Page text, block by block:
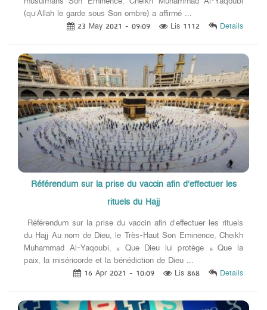
(qu’Allah le garde sous Son ombre) a affirmé ...
23 May 2021 - 09:09 Lis 1112 Details
Référendum sur la prise du vaccin afin d’effectuer les
rituels du Hajj
Référendum sur la prise du vaccin afin d’effectuer les rituels
du Hajj Au nom de Dieu, le Très-Haut Son Eminence, Cheikh
Muhammad Al-Yaqoubi, « Que Dieu lui protège » Que la
paix, la miséricorde et la bénédiction de Dieu ...
16 Apr 2021 - 10:09 Lis 868 Details